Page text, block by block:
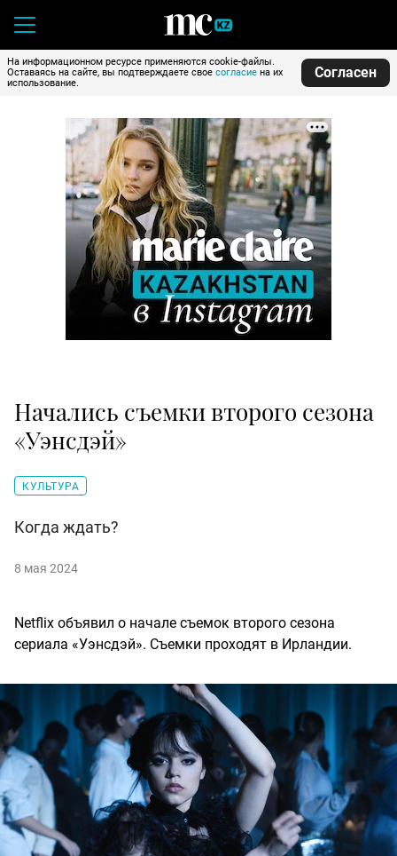
На информационном ресурсе применяются cookie-файлы.
Оставаясь на сайте, вы подтверждаете свое согласие на их
использование.
Согласен
Начались съемки второго сезона
«Уэнсдэй»
КУЛЬТУРА
Когда ждать?
8 мая 2024
Netflix объявил о начале съемок второго сезона
сериала «Уэнсдэй». Съемки проходят в Ирландии.